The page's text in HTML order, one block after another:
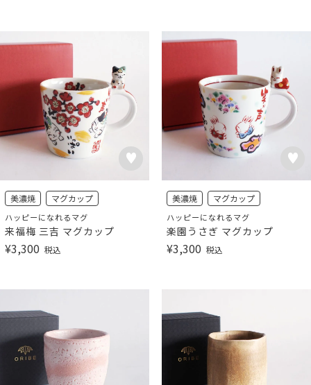
美濃焼 マグカップ
ハッピーになれるマグ
来福梅 三吉 マグカップ
¥3,300 税込
美濃焼 マグカップ
ハッピーになれるマグ
楽園うさぎ マグカップ
¥3,300 税込